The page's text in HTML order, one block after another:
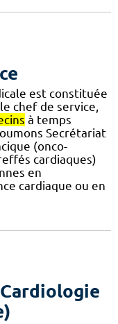
est constituée
chef de service,
à temps
Secrétariat
(onco-
cardiaques)
en
cardiaque ou en